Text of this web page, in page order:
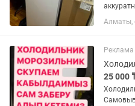
Алматы,
Реклама
25 000